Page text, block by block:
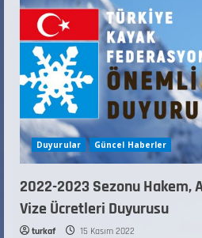
Duyurular Güncel Haberler
2022-2023 Sezonu Hakem,
Vize Ücretleri Duyurusu
turkaf 15 Kasım 2022